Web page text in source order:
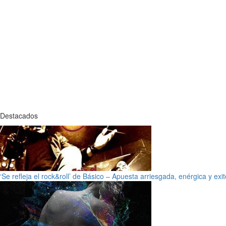
Destacados
‘Se refleja el rock&roll’ de Básico – Apuesta arriesgada, enérgica y